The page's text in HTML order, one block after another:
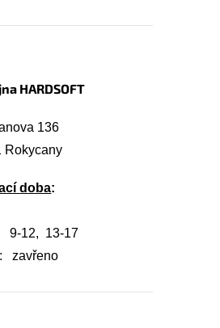
HARDSOFT
136
Rokycany
doba:
9-12, 13-17
zavřeno